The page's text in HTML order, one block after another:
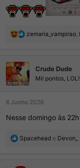
R
õ
e
s
zemaria_vampirao
Crude Dude
Mil pontos, LOL!
6 Junho 2026
Nesse domingo às
R
Spacehead e Devon_